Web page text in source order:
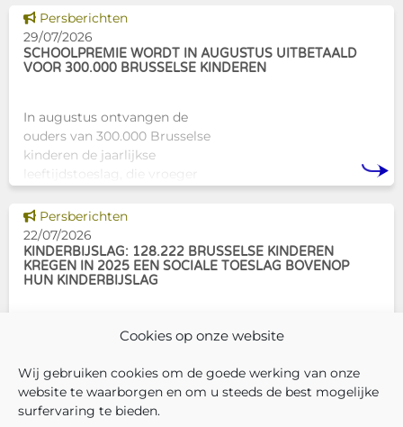
Cookies op onze website
Wij gebruiken cookies om de goede werking van onze
website te waarborgen en om u steeds de best mogelijke
surfervaring te bieden.
professionals als naasten. In
Brussel biedt Atelier Tam-Tam
een concrete oplossing in
Dit nieuws tonen
Persberichten
29/07/2026
SCHOOLPREMIE WORDT IN AUGUSTUS UITBETAALD
VOOR 300.000 BRUSSELSE KINDEREN
In augustus ontvangen de
ouders van 300.000 Brusselse
kinderen de jaarlijkse
leeftijdstoeslag, die vroeger
schoolpremie. Deze financiële
ondersteuning helpt gezinnen
om de kosten
Dit nieuws tonen
Persberichten
22/07/2026
KINDERBIJSLAG: 128.222 BRUSSELSE KINDEREN
KREGEN IN 2025 EEN SOCIALE TOESLAG BOVENOP
HUN KINDERBIJSLAG
In december 2025 hadden
304.966 Brusselse kinderen
recht op kinderbijslag. Van hen
ontvingen 128.222 kinderen ook
een sociale toeslag boven op